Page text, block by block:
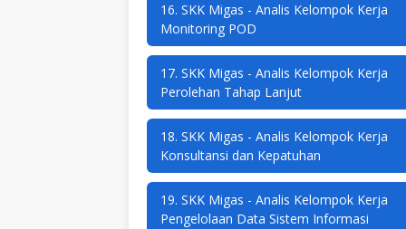
16. SKK Migas - Analis Kelompok Kerja
Monitoring POD
17. SKK Migas - Analis Kelompok Kerja
Perolehan Tahap Lanjut
18. SKK Migas - Analis Kelompok Kerja
Konsultansi dan Kepatuhan
19. SKK Migas - Analis Kelompok Kerja
Pengelolaan Data Sistem Informasi